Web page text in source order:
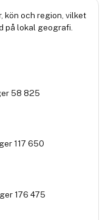
kön och region, vilket
på lokal geografi.
58 825
117 650
176 475